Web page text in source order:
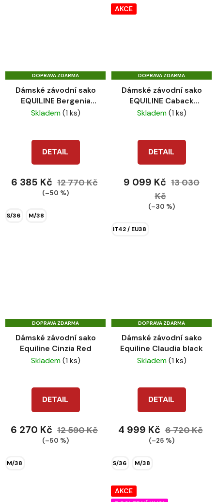
DOPRAVA ZDARMA
Dámské závodní sako
EQUILINE Bergenia
blue
Skladem(1 ks)
DETAIL
6 385 Kč 12 770 Kč
(–50 %)
S/36 M/38
AKCE
DOPRAVA ZDARMA
Dámské závodní sako
EQUILINE Caback
black
Skladem(1 ks)
DETAIL
9 099 Kč 13 030
Kč
(–30 %)
IT42 / EU38
DOPRAVA ZDARMA
Dámské závodní sako
Equiline Cinzia Red
Skladem(1 ks)
DETAIL
6 270 Kč 12 590 Kč
(–50 %)
M/38
DOPRAVA ZDARMA
Dámské závodní sako
Equiline Claudia black
Skladem(1 ks)
DETAIL
4 999 Kč 6 720 Kč
(–25 %)
S/36 M/38
AKCE